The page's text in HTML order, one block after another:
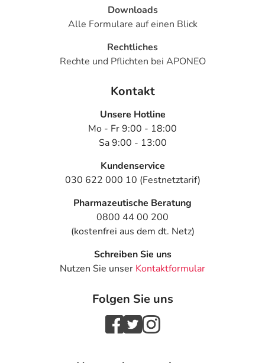
Downloads
Alle Formulare auf einen Blick
Rechtliches
Rechte und Pflichten bei APONEO
Kontakt
Unsere Hotline
Mo - Fr 9:00 - 18:00
Sa 9:00 - 13:00
Kundenservice
030 622 000 10 (Festnetztarif)
Pharmazeutische Beratung
0800 44 00 200
(kostenfrei aus dem dt. Netz)
Schreiben Sie uns
Nutzen Sie unser Kontaktformular
Folgen Sie uns